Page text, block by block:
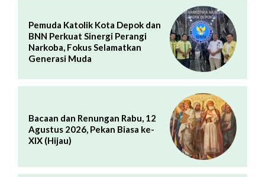
Pemuda Katolik Kota Depok dan
BNN Perkuat Sinergi Perangi
Narkoba, Fokus Selamatkan
Generasi Muda
Bacaan dan Renungan Rabu, 12
Agustus 2026, Pekan Biasa ke-
XIX (Hijau)